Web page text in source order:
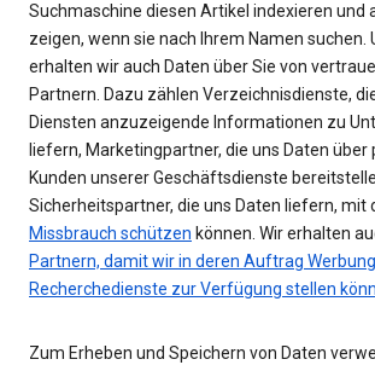
Suchmaschine diesen Artikel indexieren und
zeigen, wenn sie nach Ihrem Namen suchen.
erhalten wir auch Daten über Sie von
Partnern. Dazu zählen Verzeichnisdienste,
Diensten anzuzeigende Informationen zu
liefern, Marketingpartner, die uns Daten über
Kunden unserer Geschäftsdienste
Sicherheitspartner, die uns Daten liefern, mit
Missbrauch schützen können. Wir erhalten
Partnern, damit wir in deren Auftrag
Recherchedienste zur Verfügung stellen
Zum Erheben und Speichern von Daten